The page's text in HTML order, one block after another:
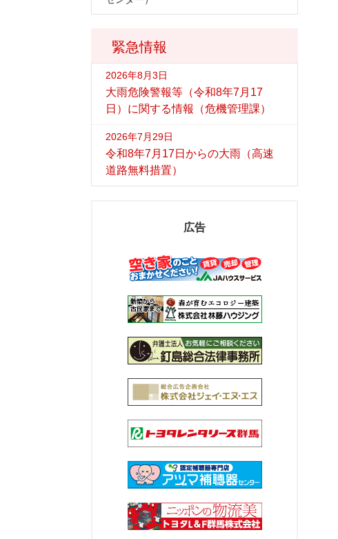
緊急情報
2026年8月3日
大雨危険警報等（令和8年7月17
日）に関する情報（危機管理課）
2026年7月29日
令和8年7月17日からの大雨（高速
道路無料措置）
広告